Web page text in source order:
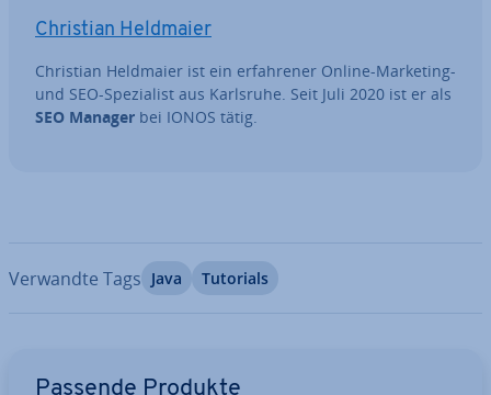
Christian Heldmaier
Christian Heldmaier ist ein er­fah­re­ner Online-Marketing-
und SEO-Spe­zia­list aus Karlsruhe. Seit Juli 2020 ist er als
SEO Manager bei IONOS tätig.
Verwandte Tags Java Tutorials
Passende Produkte